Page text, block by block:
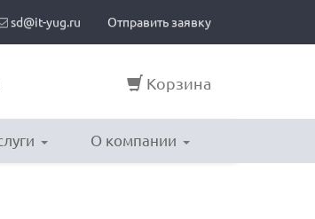
sd@it-yug.ru Отправить заявку
Корзина
О компании